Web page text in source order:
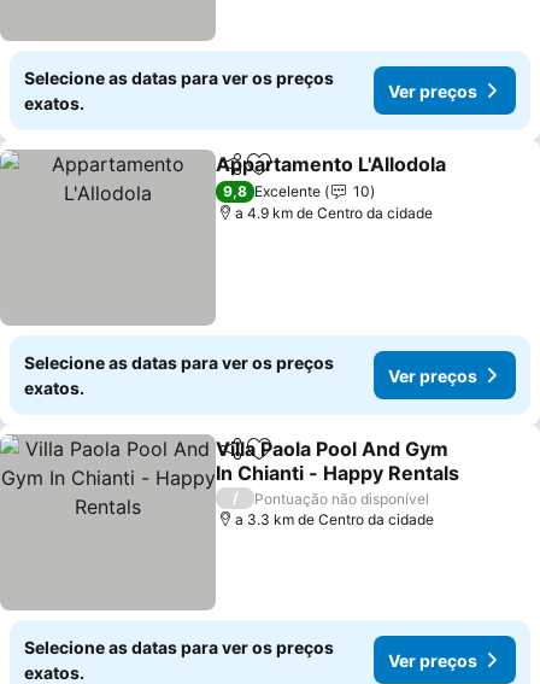
Selecione as datas para ver os preços
exatos.
Ver preços
PartilharAdicionar aos favoritos
Appartamento L'Allodola
9,8 Excelente
10
a 4.9 km de Centro da cidade
Selecione as datas para ver os preços
exatos.
Ver preços
PartilharAdicionar aos favoritos
Villa Paola Pool And Gym
In Chianti - Happy Rentals
/
Pontuação não disponível
a 3.3 km de Centro da cidade
Selecione as datas para ver os preços
exatos.
Ver preços